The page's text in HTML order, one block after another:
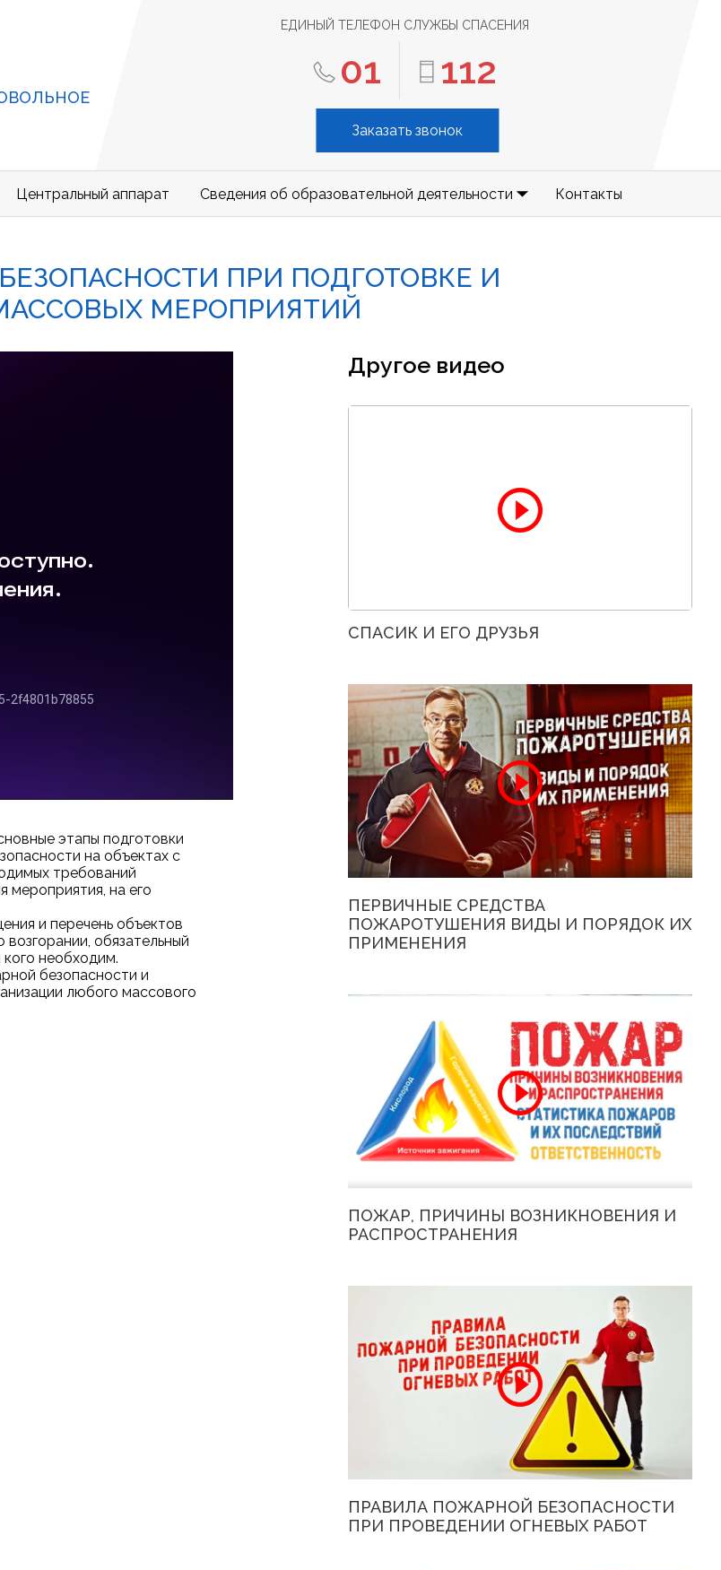
ЕДИНЫЙ ТЕЛЕФОН СЛУЖБЫ СПАСЕНИЯ
01 112
Заказать звонок
Центральный аппарат Сведения об образовательной деятельности Контакты
ПРИ ПОДГОТОВКЕ И
МЕРОПРИЯТИЙ
этапы подготовки
на объектах с
требований
мероприятия, на его
и перечень объектов
обязательный
необходим.
безопасности и
любого массового
Другое видео
СПАСИК И ЕГО ДРУЗЬЯ
ПЕРВИЧНЫЕ СРЕДСТВА
ПОЖАРОТУШЕНИЯ ВИДЫ И ПОРЯДОК ИХ
ПРИМЕНЕНИЯ
ПОЖАР, ПРИЧИНЫ ВОЗНИКНОВЕНИЯ И
РАСПРОСТРАНЕНИЯ
ПРАВИЛА ПОЖАРНОЙ БЕЗОПАСНОСТИ
ПРИ ПРОВЕДЕНИИ ОГНЕВЫХ РАБОТ